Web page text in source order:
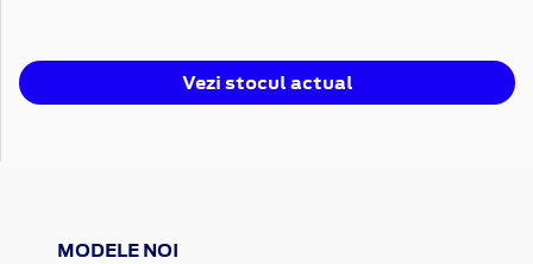
Vezi stocul actual
MODELE NOI